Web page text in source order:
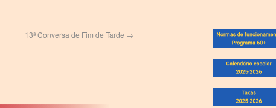
13ª Conversa de Fim de Tarde →